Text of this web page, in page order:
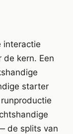
interactie
kern. Een
starter
de splits van